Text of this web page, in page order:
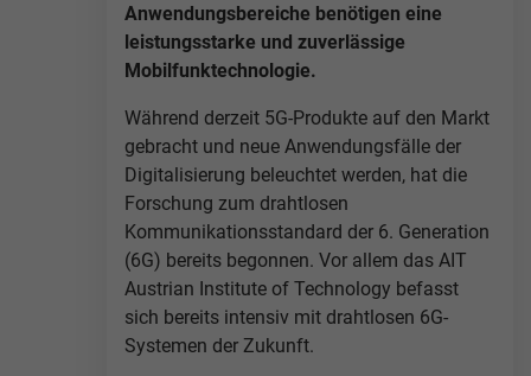
Anwendungsbereiche benötigen eine
leistungsstarke und zuverlässige
Mobilfunktechnologie.
Während derzeit 5G-Produkte auf den Markt
gebracht und neue Anwendungsfälle der
Digitalisierung beleuchtet werden, hat die
Forschung zum drahtlosen
Kommunikationsstandard der 6. Generation
(6G) bereits begonnen. Vor allem das AIT
Austrian Institute of Technology befasst
sich bereits intensiv mit drahtlosen 6G-
Systemen der Zukunft.